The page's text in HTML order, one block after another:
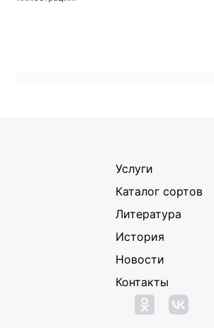
Услуги
Каталог сортов
Литература
История
Новости
Контакты